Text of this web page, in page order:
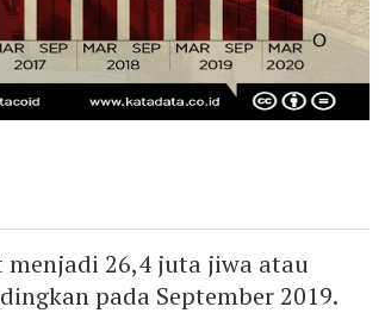
26,4 juta jiwa atau
pada September 2019.